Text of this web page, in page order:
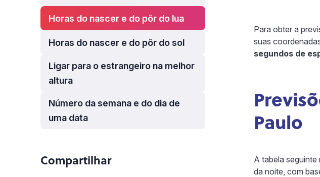
Para obter a
suas
segundos de
Paulo
A tabela
da noite, com
Horas do nascer e do pôr do lua
Horas do nascer e do pôr do sol
Ligar para o estrangeiro na melhor
altura
Número da semana e do dia de
uma data
Compartilhar